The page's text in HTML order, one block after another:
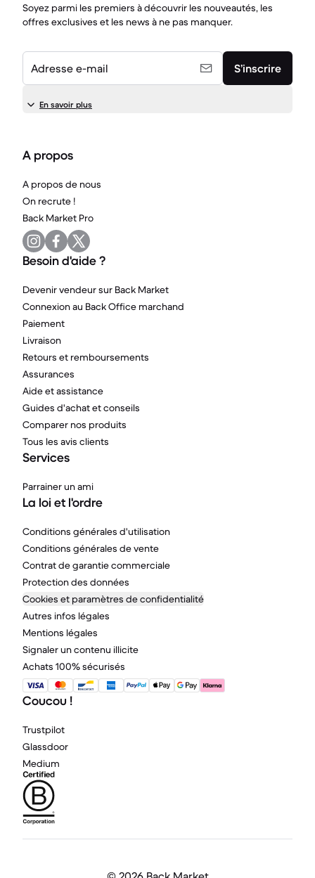
Soyez parmi les premiers à découvrir les nouveautés, les
offres exclusives et les news à ne pas manquer.
Adresse e-mail S’inscrire
En savoir plus
A propos
A propos de nous
On recrute !
Back Market Pro
Besoin d'aide ?
Devenir vendeur sur Back Market
Connexion au Back Office marchand
Paiement
Livraison
Retours et remboursements
Assurances
Aide et assistance
Guides d'achat et conseils
Comparer nos produits
Tous les avis clients
Services
Parrainer un ami
La loi et l'ordre
Conditions générales d'utilisation
Conditions générales de vente
Contrat de garantie commerciale
Protection des données
Cookies et paramètres de confidentialité
Autres infos légales
Mentions légales
Signaler un contenu illicite
Achats 100% sécurisés
Coucou !
Trustpilot
Glassdoor
Medium